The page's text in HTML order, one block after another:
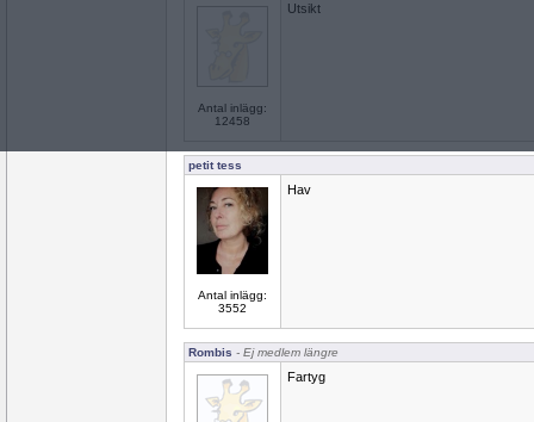
Antal inlägg:
12458
Utsikt
petit tess
Antal inlägg:
3552
Hav
Rombis - Ej medlem längre
Fartyg